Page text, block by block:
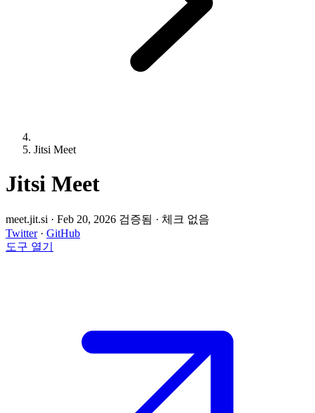
Jitsi Meet
Jitsi Meet
meet.jit.si · Feb 20, 2026 검증됨 · 체크 없음
Twitter · GitHub
도구 열기